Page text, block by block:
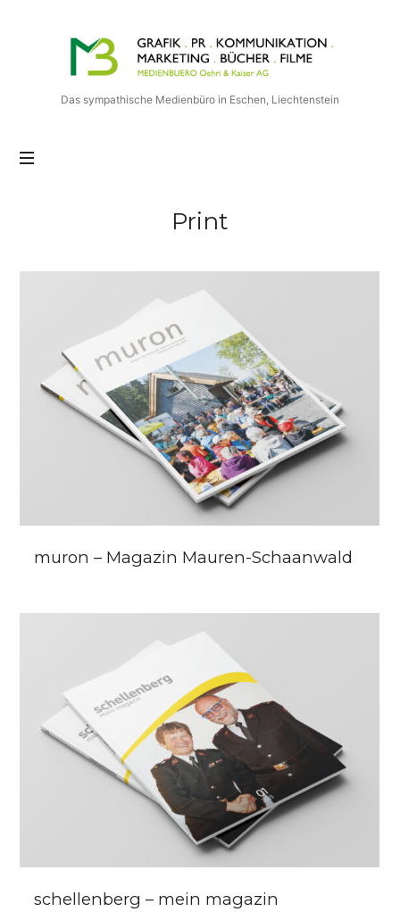
Medienbuero
Oehri
&
Kaiser
Das sympathische Medienbüro in Eschen, Liechtenstein
Print
muron – Magazin Mauren-Schaanwald
schellenberg – mein magazin